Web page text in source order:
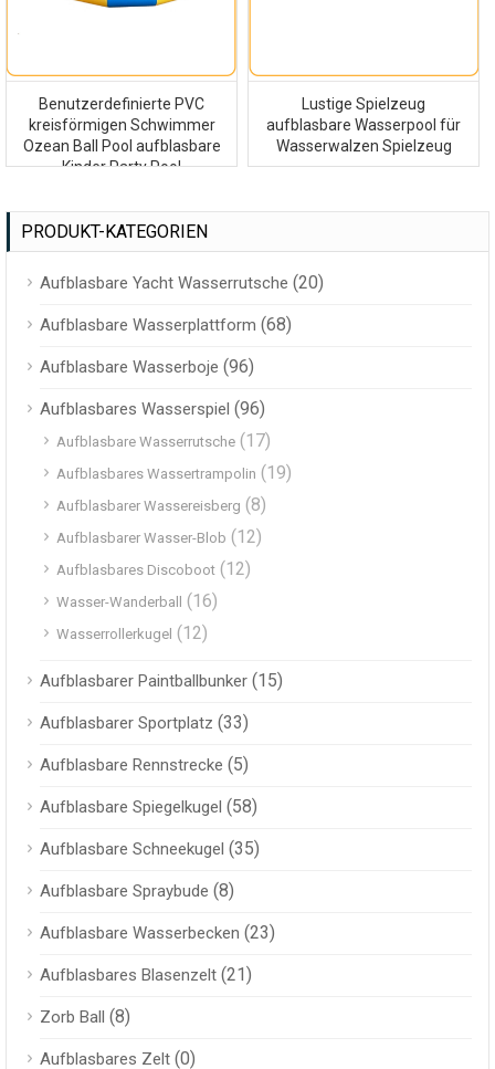
Benutzerdefinierte PVC
kreisförmigen Schwimmer
Ozean Ball Pool aufblasbare
Kinder Party Pool
Lustige Spielzeug
aufblasbare Wasserpool für
Wasserwalzen Spielzeug
PRODUKT-KATEGORIEN
Aufblasbare Yacht Wasserrutsche (20)
Aufblasbare Wasserplattform (68)
Aufblasbare Wasserboje (96)
Aufblasbares Wasserspiel (96)
Aufblasbare Wasserrutsche (17)
Aufblasbares Wassertrampolin (19)
Aufblasbarer Wassereisberg (8)
Aufblasbarer Wasser-Blob (12)
Aufblasbares Discoboot (12)
Wasser-Wanderball (16)
Wasserrollerkugel (12)
Aufblasbarer Paintballbunker (15)
Aufblasbarer Sportplatz (33)
Aufblasbare Rennstrecke (5)
Aufblasbare Spiegelkugel (58)
Aufblasbare Schneekugel (35)
Aufblasbare Spraybude (8)
Aufblasbare Wasserbecken (23)
Aufblasbares Blasenzelt (21)
Zorb Ball (8)
Aufblasbares Zelt (0)